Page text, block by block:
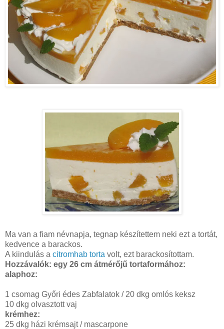
Ma van a fiam névnapja, tegnap készítettem neki ezt a tortát,
kedvence a barackos.
A kiindulás a citromhab torta volt, ezt barackosítottam.
Hozzávalók: egy 26 cm átmérőjű tortaformához:
alaphoz:
1 csomag Győri édes Zabfalatok / 20 dkg omlós keksz
10 dkg olvasztott vaj
krémhez:
25 dkg házi krémsajt / mascarpone